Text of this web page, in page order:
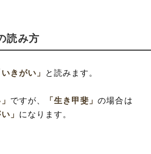
読み方
いきがい」 と読みます。
ですが、 「生き甲斐」の場合は
」 になります。